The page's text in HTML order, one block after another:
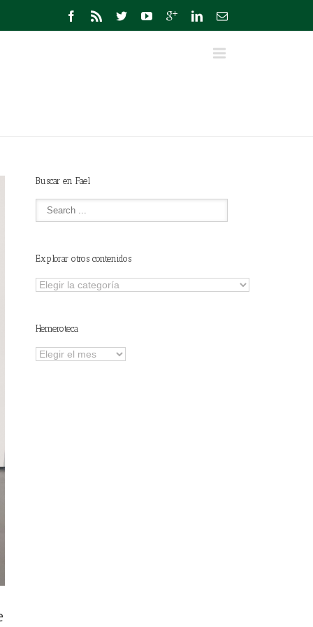
Buscar en Fael
Explorar otros contenidos
Explorar
Hemeroteca
Hemeroteca